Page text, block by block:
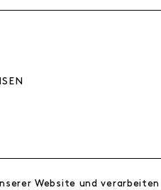
Website und